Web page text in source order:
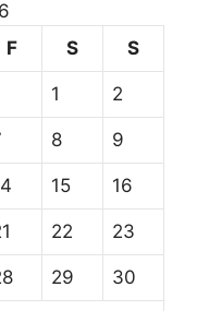
F S S
1 2
8 9
15 16
22 23
29 30